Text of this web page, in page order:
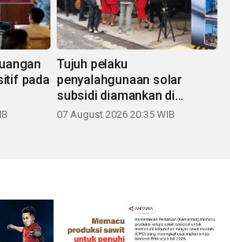
pada
Tujuh pelaku
penyalahgunaan solar
subsidi diamankan di
Sumbar
07 August 2026 20:35 WIB